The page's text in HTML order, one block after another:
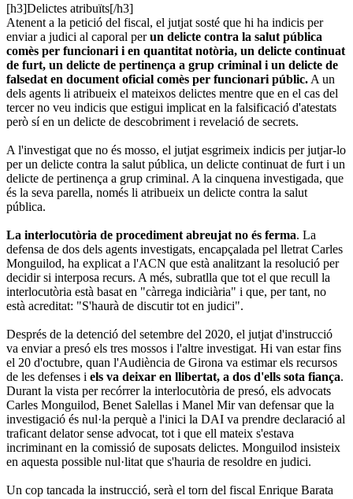
[h3]Delictes atribuïts[/h3]
Atenent a la petició del fiscal, el jutjat sosté que hi ha indicis per
enviar a judici al caporal perun delicte contra la salut pública
comès per funcionari i en quantitat notòria, un delicte continuat
de furt, un delicte de pertinença a grup criminal i un delicte de
falsedat en document oficial comès per funcionari públic. A un
dels agents li atribueix el mateixos delictes mentre que en el cas del
tercer no veu indicis que estigui implicat en la falsificació d'atestats
però sí en un delicte de descobriment i revelació de secrets.
A l'investigat que no és mosso, el jutjat esgrimeix indicis per jutjar-lo
per un delicte contra la salut pública, un delicte continuat de furt i un
delicte de pertinença a grup criminal. A la cinquena investigada, que
és la seva parella, només li atribueix un delicte contra la salut
pública.
La interlocutòria de procediment abreujat no és ferma. La
defensa de dos dels agents investigats, encapçalada pel lletrat Carles
Monguilod, ha explicat a l'ACN que està analitzant la resolució per
decidir si interposa recurs. A més, subratlla que tot el que recull la
interlocutòria està basat en "càrrega indiciària" i que, per tant, no
està acreditat: "S'haurà de discutir tot en judici".
Després de la detenció del setembre del 2020, el jutjat d'instrucció
va enviar a presó els tres mossos i l'altre investigat. Hi van estar fins
el 20 d'octubre, quan l'Audiència de Girona va estimar els recursos
de les defenses i els va deixar en llibertat, a dos d'ells sota fiança.
Durant la vista per recórrer la interlocutòria de presó, els advocats
Carles Monguilod, Benet Salellas i Manel Mir van defensar que la
investigació és nul·la perquè a l'inici la DAI va prendre declaració al
traficant delator sense advocat, tot i que ell mateix s'estava
incriminant en la comissió de suposats delictes. Monguilod insisteix
en aquesta possible nul·litat que s'hauria de resoldre en judici.
Un cop tancada la instrucció, serà el torn del fiscal Enrique Barata